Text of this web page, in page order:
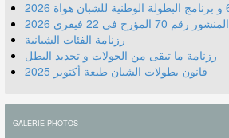
المنشور رقم 70 المؤرخ في 22 فيفري 2026
رزنامة الفئات الشبانية
رزنامة ما تبقى من الجولات و تحديد البطل
قانون بطولات الشبان طبعة أكتوبر 2025
GALERIE PHOTOS